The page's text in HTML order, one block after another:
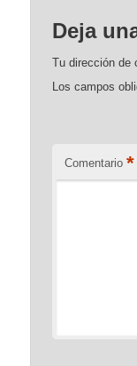
Deja
Tu dirección de
Los campos
Comentario *